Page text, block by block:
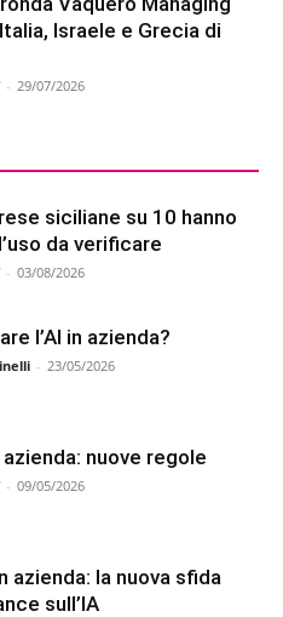
Israele e Grecia di
- 29/07/2026
siciliane su 10 hanno
da verificare
- 03/08/2026
l’AI in azienda?
- 23/05/2026
azienda: nuove regole
- 09/05/2026
azienda: la nuova sfida
sull’IA